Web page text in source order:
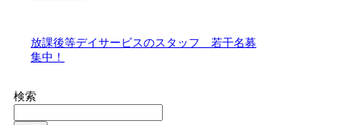
放課後等デイサービスのスタッフ 若干名募
集中！
検索